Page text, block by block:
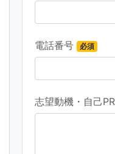
電話番号 必須
志望動機・自己PR